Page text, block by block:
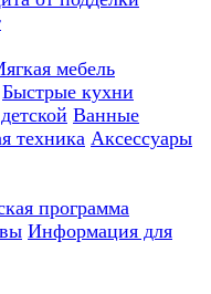
мебель
Быстрые кухни
Ванные
техника Аксессуары
программа
Информация для